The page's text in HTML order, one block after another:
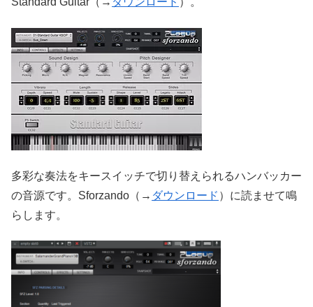
多彩な奏法をキースイッチで切り替えられるハンバッカー
の音源です。Sforzando（→ ダウンロード ）に読ませて鳴
らします。